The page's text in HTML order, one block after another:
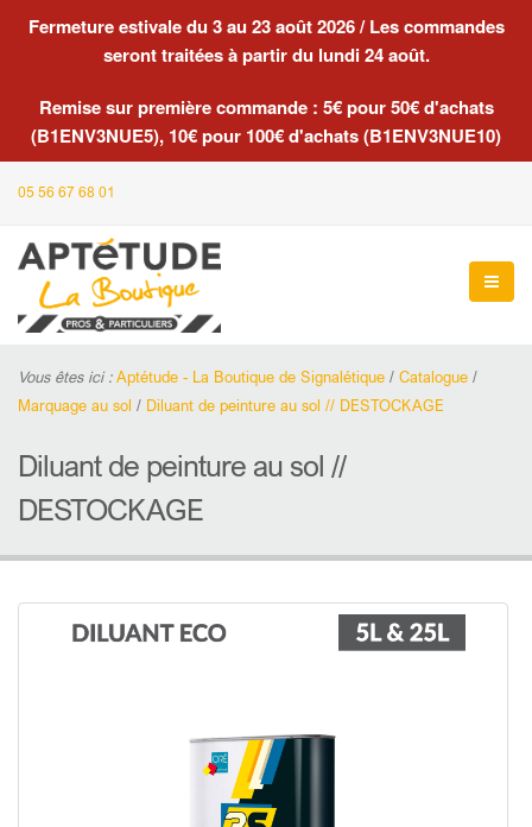
Fermeture estivale du 3 au 23 août 2026 / Les commandes
seront traitées à partir du lundi 24 août.
Remise sur première commande : 5€ pour 50€ d'achats
(B1ENV3NUE5), 10€ pour 100€ d'achats (B1ENV3NUE10)
05 56 67 68 01
Vous êtes ici :Aptétude - La Boutique de Signalétique / Catalogue /
Marquage au sol / Diluant de peinture au sol // DESTOCKAGE
Diluant de peinture au sol //
DESTOCKAGE